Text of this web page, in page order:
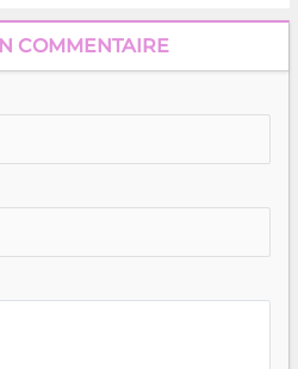
COMMENTAIRE